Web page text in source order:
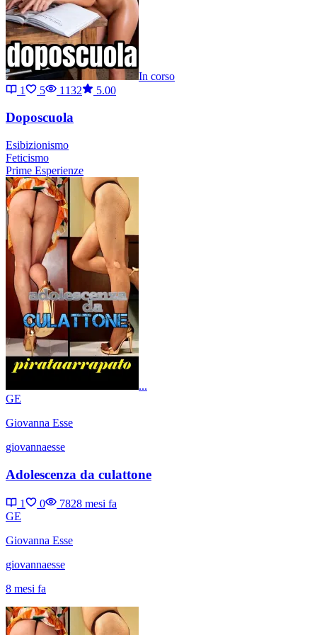
In corso
1
5 1132 5.00
Doposcuola
Esibizionismo
Feticismo
Prime Esperienze
...
GE
Giovanna Esse
giovannaesse
Adolescenza da culattone
1 0 7828 mesi fa
GE
Giovanna Esse
giovannaesse
8 mesi fa